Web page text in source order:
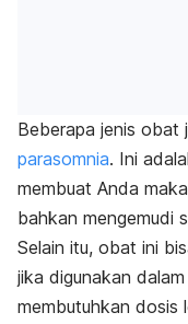
Beberapa jenis obat
parasomnia. Ini
membuat Anda
bahkan mengemudi
Selain itu, obat ini
jika digunakan
membutuhkan dosis